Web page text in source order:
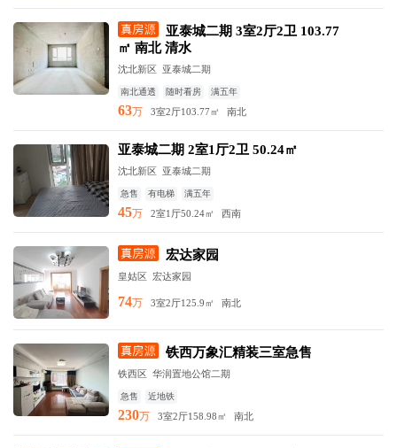
亚泰城二期 3室2厅2卫 103.77
㎡ 南北 清水
沈北新区 亚泰城二期
南北通透 随时看房 满五年
63万 3室2厅103.77㎡ 南北
亚泰城二期 2室1厅2卫 50.24㎡
沈北新区 亚泰城二期
急售 有电梯 满五年
45万 2室1厅50.24㎡ 西南
宏达家园
皇姑区 宏达家园
74万 3室2厅125.9㎡ 南北
铁西万象汇精装三室急售
铁西区 华润置地公馆二期
急售 近地铁
230万 3室2厅158.98㎡ 南北